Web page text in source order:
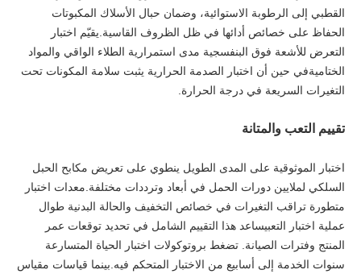
القطبي إلى الرطوبة الاستوائية، وضمان حبال الأسلاك المكبوتات
الحفاظ على خصائص أدائها في ظل الظروف القاسية.يقيّم اختبار
التعرض للأشعة فوق البنفسجية مدى استمرارية الطلاء الواقي والمواد
الختاميةفي حين أن اختبار الصدمة الحرارية يثبت سلامة المكونات تحت
التغيرات السريعة في درجة الحرارة.
تقييم التعب والمتانة
اختبار الموثوقية على المدى الطويل ينطوي على تعريض مكابح الحبل
السلكي لملايين دورات الحمل في أبعاد وترددات مختلفة.معدات اختبار
متطورة تراقب التغيرات في خصائص التخفيف والحالة البدنية طوال
عملية اختبار التعبيساعد هذا التقييم الشامل في تحديد توقعات عمر
المنتج وفترات الصيانة. تضغط بروتوكولات اختبار الحياة المتسارعة
سنوات الخدمة إلى أسابيع من الاختبار المتحكم فيه.بينما قياسات مقياس